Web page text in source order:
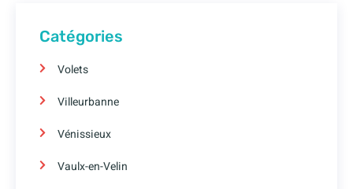
Catégories
Volets
Villeurbanne
Vénissieux
Vaulx-en-Velin